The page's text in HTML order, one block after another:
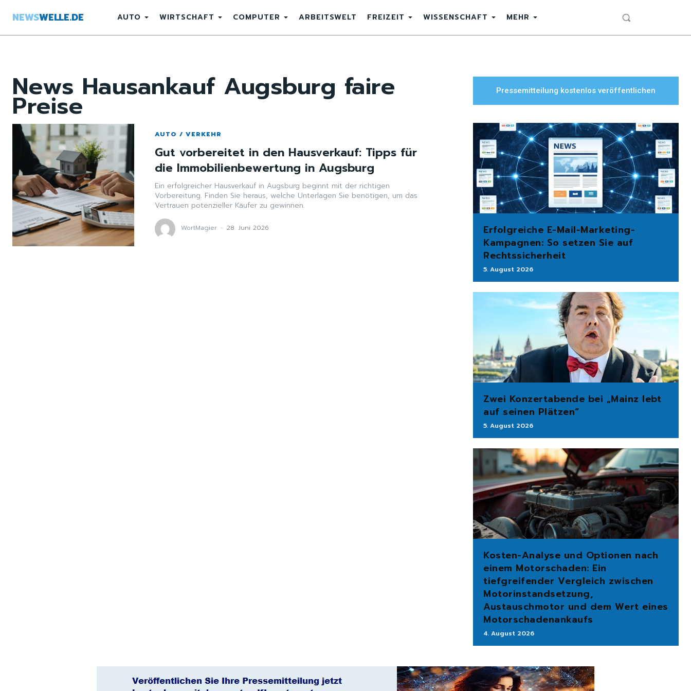
NEWSWELLE.DE AUTO WIRTSCHAFT COMPUTER ARBEITSWELT FREIZEIT WISSENSCHAFT MEHR
News Hausankauf Augsburg faire
Preise
AUTO / VERKEHR
Gut vorbereitet in den Hausverkauf: Tipps für
die Immobilienbewertung in Augsburg
Ein erfolgreicher Hausverkauf in Augsburg beginnt mit der richtigen
Vorbereitung. Finden Sie heraus, welche Unterlagen Sie benötigen, um das
Vertrauen potenzieller Käufer zu gewinnen.
WortMagier - 28. Juni 2026
Pressemitteilung kostenlos veröffentlichen
Erfolgreiche E-Mail-Marketing-
Kampagnen: So setzen Sie auf
Rechtssicherheit
5. August 2026
Zwei Konzertabende bei „Mainz lebt
auf seinen Plätzen“
5. August 2026
Kosten-Analyse und Optionen nach
einem Motorschaden: Ein
tiefgreifender Vergleich zwischen
Motorinstandsetzung,
Austauschmotor und dem Wert eines
Motorschadenankaufs
4. August 2026